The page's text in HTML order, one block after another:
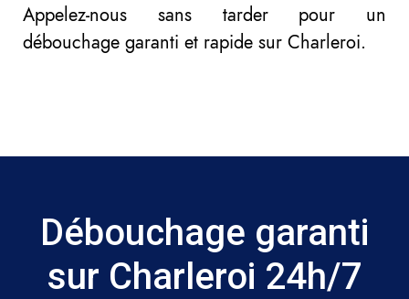
Appelez-nous sans tarder pour un
débouchage garanti et rapide sur Charleroi.
Débouchage garanti
sur Charleroi 24h/7